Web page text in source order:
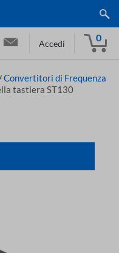
Accedi
0
Convertitori di Frequenza
tastiera ST130